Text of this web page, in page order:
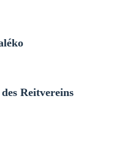
Reitvereins